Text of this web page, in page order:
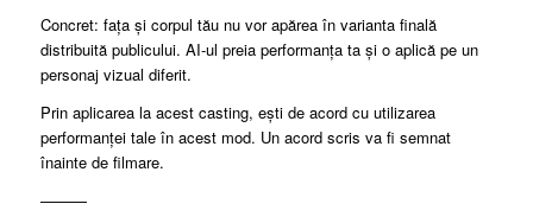
Concret: fața și corpul tău nu vor apărea în varianta finală
distribuită publicului. AI-ul preia performanța ta și o aplică pe un
personaj vizual diferit.
Prin aplicarea la acest casting, ești de acord cu utilizarea
performanței tale în acest mod. Un acord scris va fi semnat
înainte de filmare.
———